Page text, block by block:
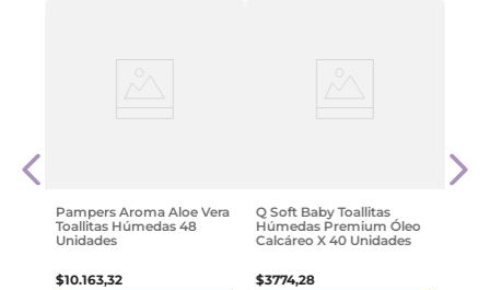
Pampers Aroma Aloe Vera
Toallitas Húmedas 48
Unidades
$10.163,32
Q Soft Baby Toallitas
Húmedas Premium Óleo
Calcáreo X 40 Unidades
$3774,28